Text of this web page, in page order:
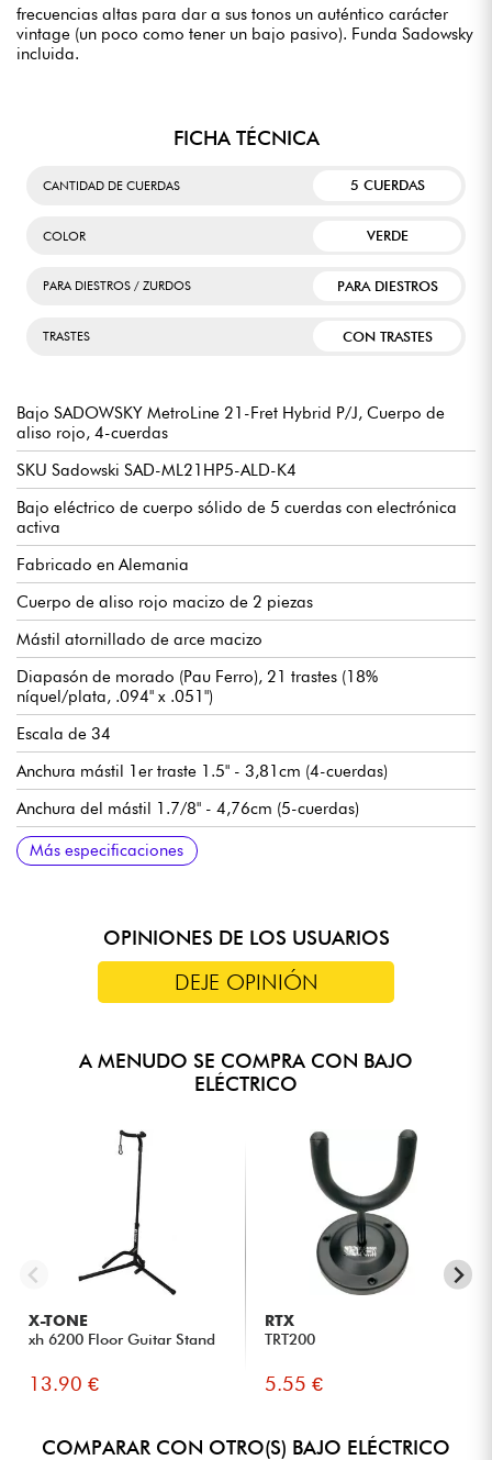
frecuencias altas para dar a sus tonos un auténtico carácter
vintage (un poco como tener un bajo pasivo). Funda Sadowsky
incluida.
FICHA TÉCNICA
CANTIDAD DE CUERDAS 5 CUERDAS
COLOR VERDE
PARA DIESTROS / ZURDOS PARA DIESTROS
TRASTES CON TRASTES
Bajo SADOWSKY MetroLine 21-Fret Hybrid P/J, Cuerpo de
aliso rojo, 4-cuerdas
SKU Sadowski SAD-ML21HP5-ALD-K4
Bajo eléctrico de cuerpo sólido de 5 cuerdas con electrónica
activa
Fabricado en Alemania
Cuerpo de aliso rojo macizo de 2 piezas
Mástil atornillado de arce macizo
Diapasón de morado (Pau Ferro), 21 trastes (18%
níquel/plata, .094" x .051")
Escala de 34
Anchura mástil 1er traste 1.5" - 3,81cm (4-cuerdas)
Anchura del mástil 1.7/8" - 4,76cm (5-cuerdas)
Pastilla mástil Sadowsky P-Style
Pastilla de puente Sadowsky J-Style con supresión de zumbidos
Preamplificador Sadowsky Treble / Bass boost (interruptor true
bypass)
Volumen
Balance
Control de tono Vintage (push/pull para preamplificador
bypass)
Agudos / Graves (potenciómetros concéntricos)
Puente Sadowsky de liberación rápida de cuerdas
Clavijas de afinación Sadowsky Light
Se vende con funda Sadowsky Portabag
Más especificaciones
OPINIONES DE LOS USUARIOS
DEJE OPINIÓN
A MENUDO SE COMPRA CON BAJO
ELÉCTRICO
X-TONE
xh 6200 Floor Guitar Stand
13.90 €
RTX
TRT200
5.55 €
COMPARAR CON OTRO(S) BAJO ELÉCTRICO